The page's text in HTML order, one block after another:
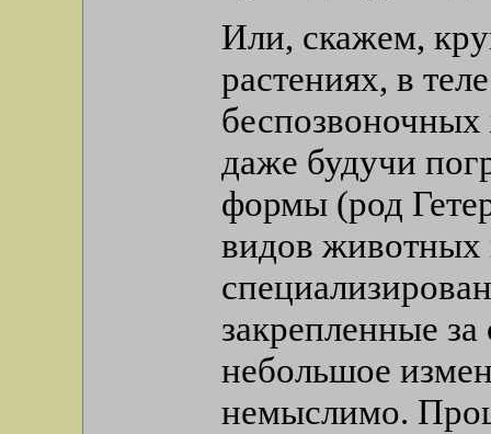
Или, скажем,
растениях, в
даже будучи
формы (род
видов животных
закрепленные
небольшое
немыслимо.